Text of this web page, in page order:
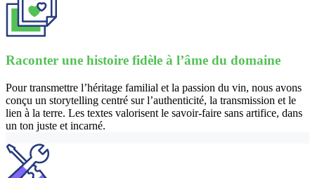
Raconter une histoire fidèle à l’âme du domaine
Pour transmettre l’héritage familial et la passion du vin, nous avons
conçu un storytelling centré sur l’authenticité, la transmission et le
lien à la terre. Les textes valorisent le savoir-faire sans artifice, dans
un ton juste et incarné.